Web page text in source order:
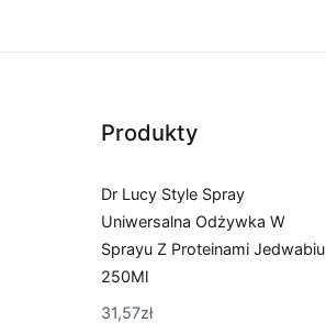
Produkty
Dr Lucy Style Spray
Uniwersalna Odżywka W
Sprayu Z Proteinami Jedwabiu
250Ml
31,57zł